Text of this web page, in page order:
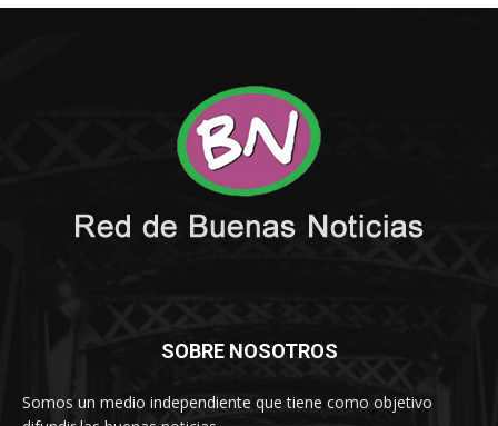
SOBRE NOSOTROS
Somos un medio independiente que tiene como objetivo